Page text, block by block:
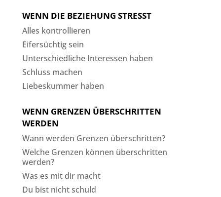
WENN DIE BEZIEHUNG STRESST
Alles kontrollieren
Eifersüchtig sein
Unterschiedliche Interessen haben
Schluss machen
Liebeskummer haben
WENN GRENZEN ÜBERSCHRITTEN
WERDEN
Wann werden Grenzen überschritten?
Welche Grenzen können überschritten
werden?
Was es mit dir macht
Du bist nicht schuld